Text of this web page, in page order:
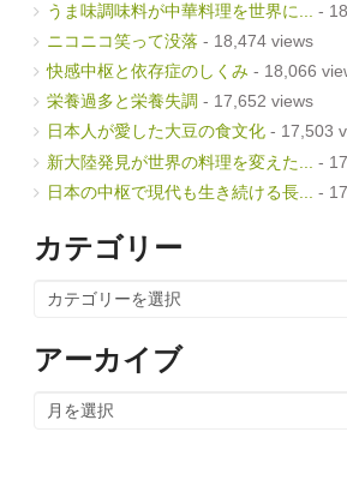
うま味調味料が中華料理を世界に...
-
ニコニコ笑って没落 - 18,474 views
快感中枢と依存症のしくみ - 18,066
栄養過多と栄養失調 - 17,652 views
日本人が愛した大豆の食文化 - 17,503
新大陸発見が世界の料理を変えた...
-
日本の中枢で現代も生き続ける長...
-
カテゴリー
テ
リ
ー
アーカイブ
ー